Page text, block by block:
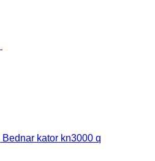
Bednar kator kn3000 q